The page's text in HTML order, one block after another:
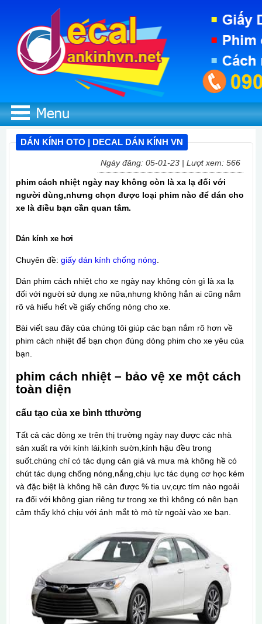
DÁN KÍNH OTO | DECAL DÁN KÍNH VN
Ngày đăng: 05-01-23 | Lượt xem: 566
phim cách nhiệt ngày nay không còn là xa lạ đối với
người dùng,nhưng chọn được loại phim nào để dán cho
xe là điều bạn cần quan tâm.
Dán kính xe hơi
Chuyên đề: giấy dán kính chống nóng
Dán phim cách nhiệt cho xe ngày nay không còn gì là xa lạ
đối với người sử dụng xe nữa,nhưng không hẳn ai cũng nắm
rõ và hiểu hết về giấy chống nóng cho xe.
Bài viết sau đây của chúng tôi giúp các bạn nắm rõ hơn về
phim cách nhiệt để bạn chọn đúng dòng phim cho xe yêu của
bạn.
phim cách nhiệt – bảo vệ xe một cách
toàn diện
cấu tạo của xe bình tthường
Tất cả các dòng xe trên thị trường ngày nay được các nhà
sản xuất ra với kính lái,kính sườn,kính hậu đều trong
suốt.chúng chỉ có tác dụng cản giá và mưa mà không hề có
chút tác dụng chống nóng,nắng,chịu lực tác dụng cơ học kém
và đặc biệt là không hề cản được % tia uv,cực tím nào ngoải
ra đối với không gian riêng tư trong xe thì không có nên bạn
cảm thấy khó chịu với ánh mắt tò mò từ ngoài vào xe bạn.